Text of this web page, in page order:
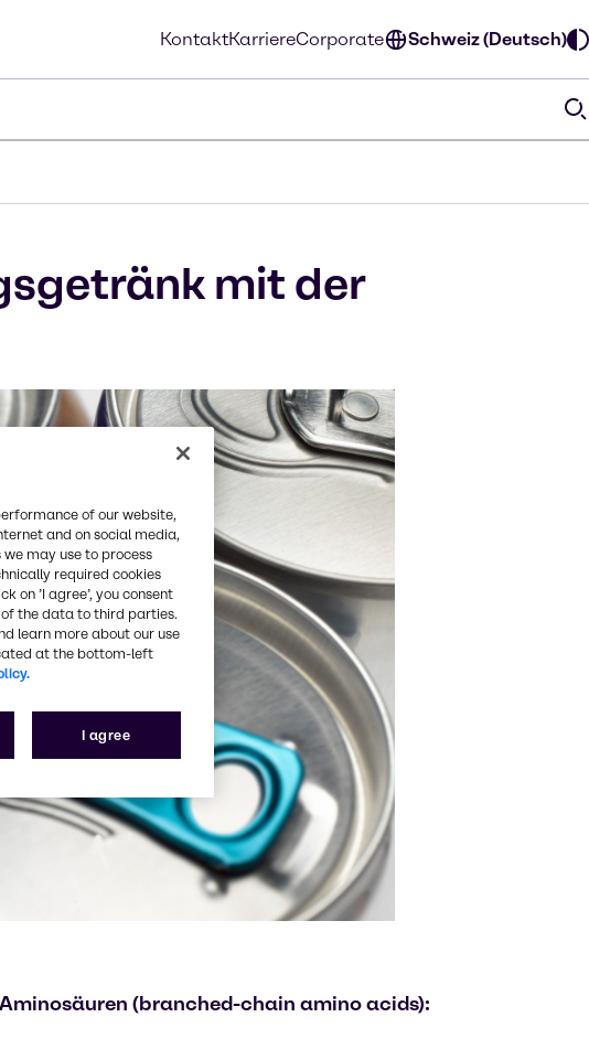
KontaktKarriereCorporate Schweiz (Deutsch)
mit der
(branched-chain amino acids):
of our website,
and on social media,
may use to process
required cookies
on ’I agree’, you consent
the data to third parties.
learn more about our use
at the bottom-left
I agree